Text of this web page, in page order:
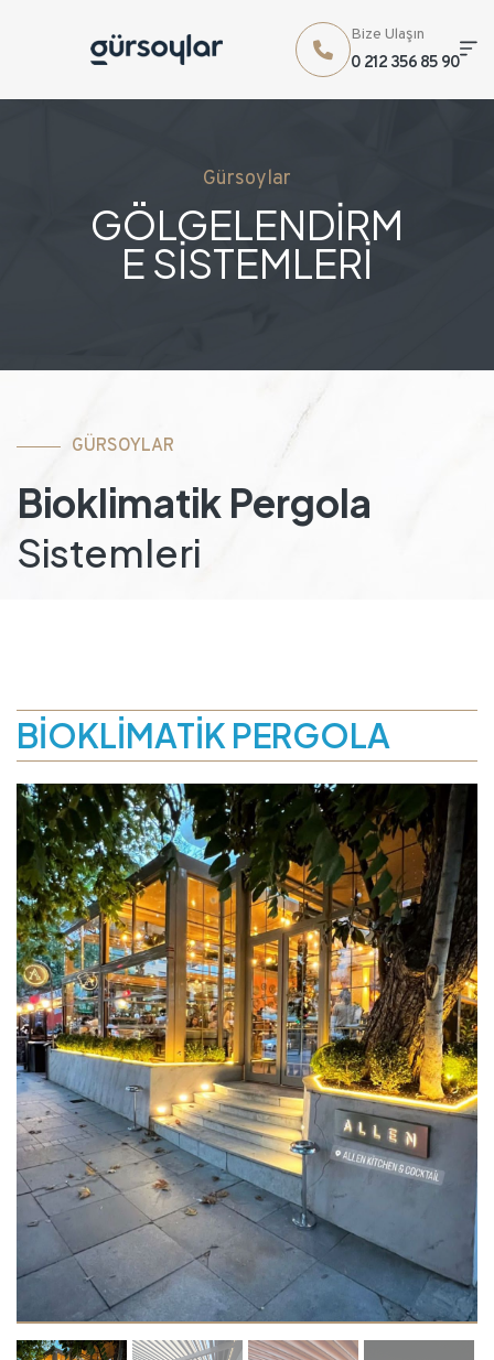
Bize Ulaşın
0 212 356 85 90
Gürsoylar
GÖLGELENDİRM
E SİSTEMLERİ
GÜRSOYLAR
Bioklimatik Pergola
Sistemleri
BİOKLİMATİK PERGOLA